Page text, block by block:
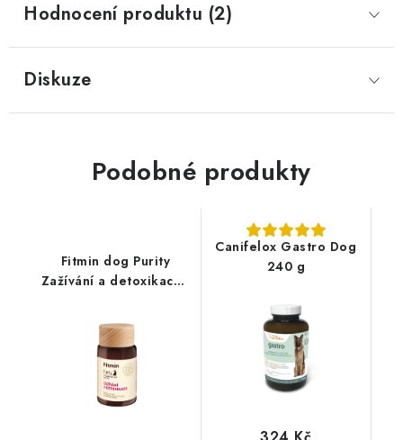
Hodnocení produktu (2)
Diskuze
Podobné produkty
Fitmin dog Purity
Zažívání a detoxikace -
Canifelox Gastro Dog
240 g